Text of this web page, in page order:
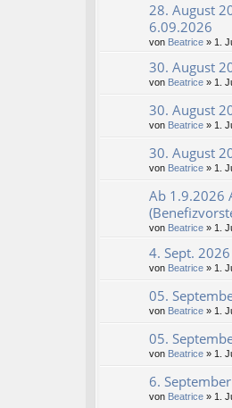
28. August
6.09.2026
von Beatrice » 1.
30. August
von Beatrice » 1.
30. August
von Beatrice » 1.
30. August
von Beatrice » 1.
Ab 1.9.2026
von Beatrice » 1.
4. Sept.
von Beatrice » 1.
05.
von Beatrice » 1.
05.
von Beatrice » 1.
6.
von Beatrice » 1.